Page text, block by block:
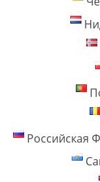
Российская